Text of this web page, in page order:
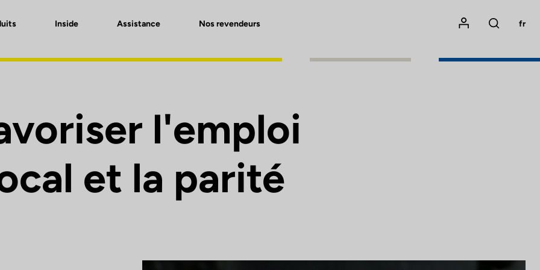
Inside Assistance Nos revendeurs
Mon compte
Rechercher
fr
l'emploi
et la parité